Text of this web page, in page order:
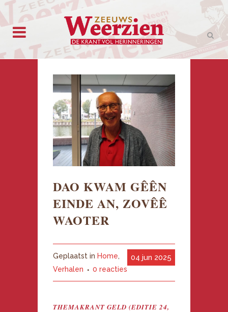
DAO KWAM GÊÊN
EINDE AN, ZOVÊÊ
WAOTER
04 jun 2025
Geplaatst in Home,
Verhalen
0 reacties
THEMAKRANT GELD (EDITIE 24,